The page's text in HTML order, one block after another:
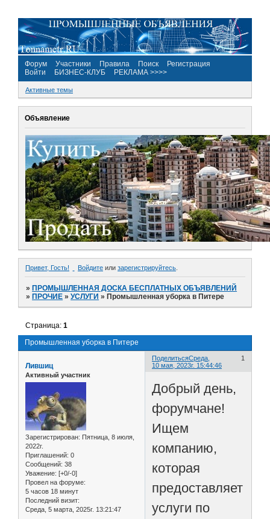
Форум Участники Правила Поиск
Регистрация
Войти
БИЗНЕС-КЛУБ РЕКЛАМА >>>>
Активные темы
Объявление
Привет, Гость! Войдите или зарегистрируйтесь
»ПРОМЫШЛЕННАЯ ДОСКА БЕСПЛАТНЫХ ОБЪЯВЛЕНИЙ
»ПРОЧИЕ »УСЛУГИ »Промышленная уборка в Питере
Промышленная уборка в Питере
Страница:1
Поделиться 1
Среда,
10 мая, 2023г. 15:44:46
Лившиц
Активный участник
Зарегистрирован: Пятница, 8 июля,
2022г.
Приглашений: 0
Сообщений: 38
Уважение: [+0/-0]
Провел на форуме:
5 часов 18 минут
Последний визит:
Среда, 5 марта, 2025г. 13:21:47
Добрый день,
форумчане!
Ищем
компанию,
которая
предоставляет
услуги по